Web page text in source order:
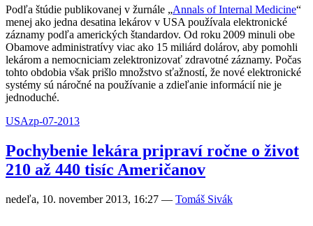
Podľa štúdie publikovanej v žurnále „Annals of Internal Medicine“
menej ako jedna desatina lekárov v USA používala elektronické
záznamy podľa amerických štandardov. Od roku 2009 minuli obe
Obamove administratívy viac ako 15 miliárd dolárov, aby pomohli
lekárom a nemocniciam zelektronizovať zdravotné záznamy. Počas
tohto obdobia však prišlo množstvo sťažností, že nové elektronické
systémy sú náročné na používanie a zdieľanie informácií nie je
jednoduché.
USAzp-07-2013
Pochybenie lekára pripraví ročne o život
210 až 440 tisíc Američanov
nedeľa, 10. november 2013, 16:27 — Tomáš Sivák